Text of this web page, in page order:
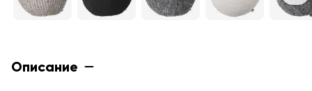
Описание